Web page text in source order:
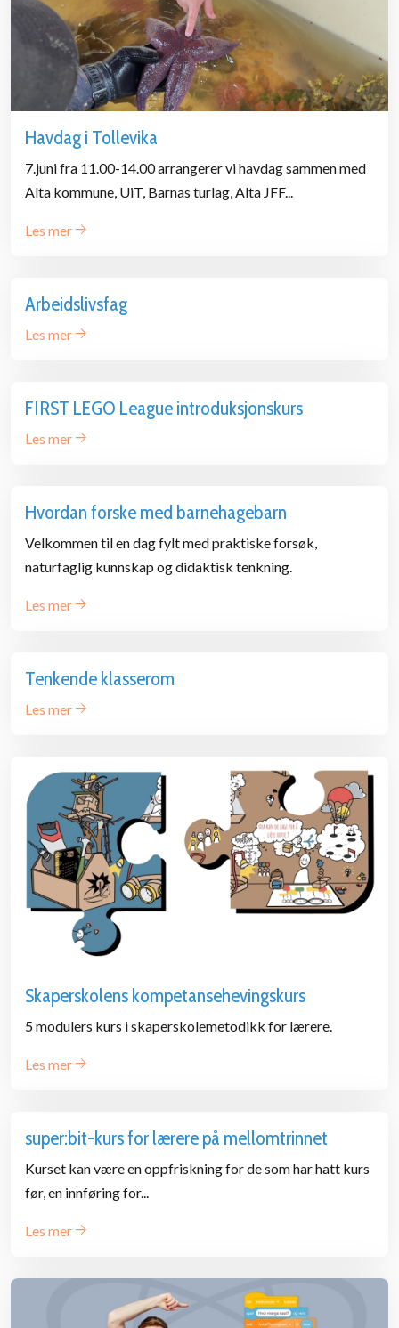
Havdag i Tollevika
7.juni fra 11.00-14.00 arrangerer vi havdag sammen med
Alta kommune, UiT, Barnas turlag, Alta JFF...
Les mer
Arbeidslivsfag
Les mer
FIRST LEGO League introduksjonskurs
Les mer
Hvordan forske med barnehagebarn
Velkommen til en dag fylt med praktiske forsøk,
naturfaglig kunnskap og didaktisk tenkning.
Les mer
Tenkende klasserom
Les mer
Skaperskolens kompetansehevingskurs
5 modulers kurs i skaperskolemetodikk for lærere.
Les mer
super:bit-kurs for lærere på mellomtrinnet
Kurset kan være en oppfriskning for de som har hatt kurs
før, en innføring for...
Les mer